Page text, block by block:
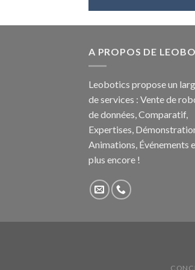
A PROPOS DE
Leobotics propose un
de services : Vente de
de données, Comparatif,
Expertises,
Animations, Événements
plus encore !